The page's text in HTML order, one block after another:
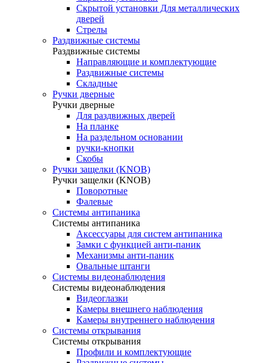
Скрытой установки Для металлических
дверей
Стрелы
Раздвижные системы
Раздвижные системы
Направляющие и комплектующие
Раздвижные системы
Складные
Ручки дверные
Ручки дверные
Для раздвижных дверей
На планке
На раздельном основании
ручки-кнопки
Скобы
Ручки защелки (KNOB)
Ручки защелки (KNOB)
Поворотные
Фалевые
Системы антипаника
Системы антипаника
Аксессуары для систем антипаника
Замки с функцией анти-паник
Механизмы анти-паник
Овальные штанги
Системы видеонаблюдения
Системы видеонаблюдения
Видеоглазки
Камеры внешнего наблюдения
Камеры внутреннего наблюдения
Системы открывания
Системы открывания
Профили и комплектующие